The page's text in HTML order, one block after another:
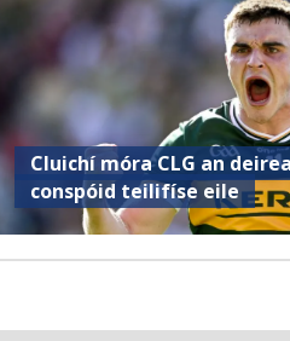
Cluichí móra CLG an
conspóid teilifíse eile